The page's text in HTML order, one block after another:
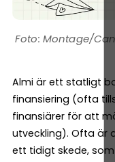
Montage/
Almi är ett statligt
finansiering (ofta
finansiärer för att
utveckling). Ofta är
ett tidigt skede,